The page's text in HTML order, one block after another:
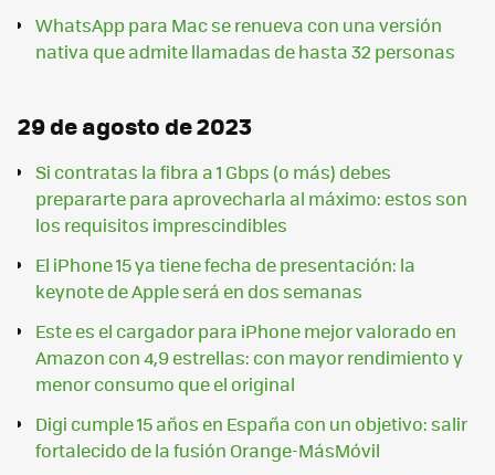
WhatsApp para Mac se renueva con una versión
nativa que admite llamadas de hasta 32 personas
29 de agosto de 2023
Si contratas la fibra a 1 Gbps (o más) debes
prepararte para aprovecharla al máximo: estos son
los requisitos imprescindibles
El iPhone 15 ya tiene fecha de presentación: la
keynote de Apple será en dos semanas
Este es el cargador para iPhone mejor valorado en
Amazon con 4,9 estrellas: con mayor rendimiento y
menor consumo que el original
Digi cumple 15 años en España con un objetivo: salir
fortalecido de la fusión Orange-MásMóvil